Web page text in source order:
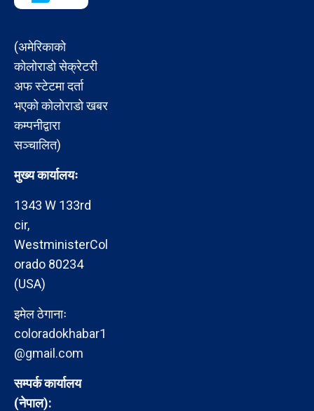
(अमेरिकाको
कोलोराडो सेक्रेटरी
अफ स्टेटमा दर्ता
भएको कोलोराडो खबर
कम्पनीद्वारा
सञ्चालित)
मुख्य कार्यालयः
1343 W 133rd
cir,
WestministerCol
orado 80234
(USA)
इमेल ठेगानाः
coloradokhabar1
@gmail.com
सम्पर्क कार्यालय
(नेपाल):